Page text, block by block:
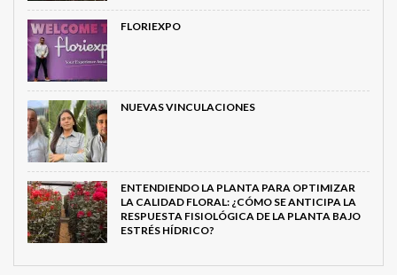
FLORIEXPO
NUEVAS VINCULACIONES
ENTENDIENDO LA PLANTA PARA OPTIMIZAR
LA CALIDAD FLORAL: ¿CÓMO SE ANTICIPA LA
RESPUESTA FISIOLÓGICA DE LA PLANTA BAJO
ESTRÉS HÍDRICO?